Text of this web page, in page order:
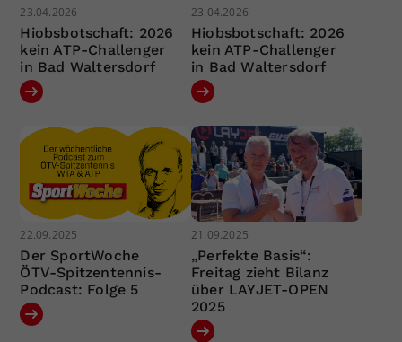
23.04.2026
Hiobsbotschaft: 2026
kein ATP-Challenger
in Bad Waltersdorf
23.04.2026
Hiobsbotschaft: 2026
kein ATP-Challenger
in Bad Waltersdorf
22.09.2025
Der SportWoche
ÖTV-Spitzentennis-
Podcast: Folge 5
21.09.2025
„Perfekte Basis“:
Freitag zieht Bilanz
über LAYJET-OPEN
2025